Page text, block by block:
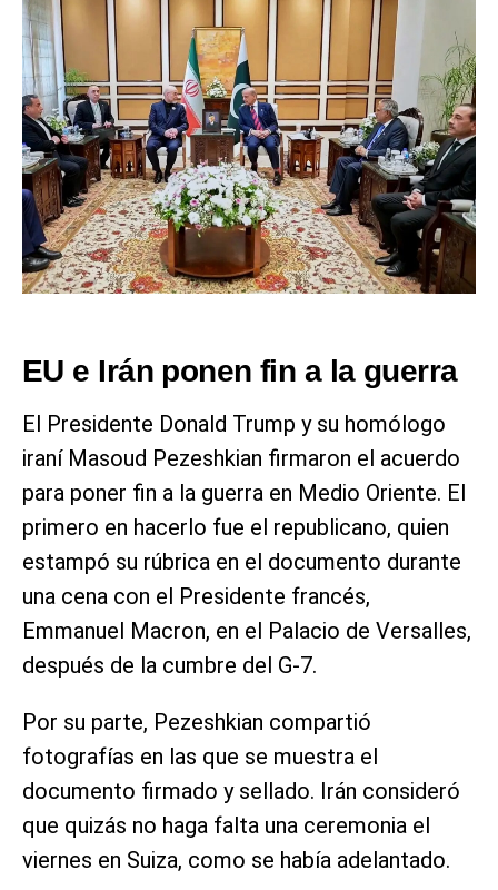
EU e Irán ponen fin a la guerra
El Presidente Donald Trump y su homólogo
iraní Masoud Pezeshkian firmaron el acuerdo
para poner fin a la guerra en Medio Oriente. El
primero en hacerlo fue el republicano, quien
estampó su rúbrica en el documento durante
una cena con el Presidente francés,
Emmanuel Macron, en el Palacio de Versalles,
después de la cumbre del G-7.
Por su parte, Pezeshkian compartió
fotografías en las que se muestra el
documento firmado y sellado. Irán consideró
que quizás no haga falta una ceremonia el
viernes en Suiza, como se había adelantado.